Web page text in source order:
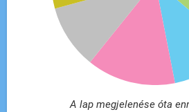
A lap megjelenése óta